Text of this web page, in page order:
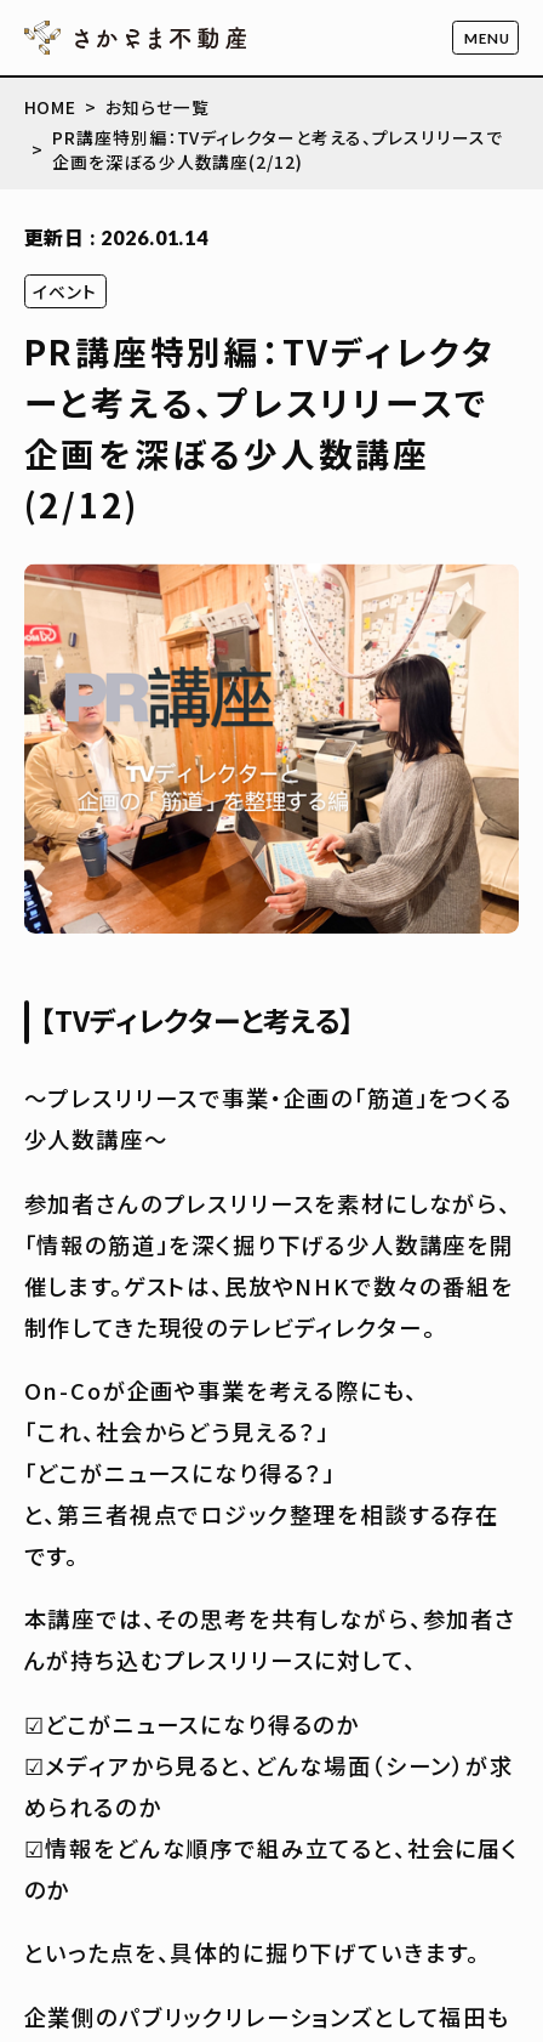
HOME
お知らせ一覧
PR講座特別編：TVディレクターと考える、プレスリリースで
企画を深ぼる少人数講座(2/12)
更新日 : 2026.01.14
イベント
PR講座特別編：TVディレクタ
ーと考える、プレスリリースで
企画を深ぼる少人数講座
(2/12)
【TVディレクターと考える】
～プレスリリースで事業・企画の「筋道」をつくる
少人数講座～
参加者さんのプレスリリースを素材にしながら、
「情報の筋道」を深く掘り下げる少人数講座を開
催します。ゲストは、民放やNHKで数々の番組を
制作してきた現役のテレビディレクター。
On-Coが企画や事業を考える際にも、
「これ、社会からどう見える？」
「どこがニュースになり得る？」
と、第三者視点でロジック整理を相談する存在
です。
本講座では、その思考を共有しながら、参加者さ
んが持ち込むプレスリリースに対して、
☑︎どこがニュースになり得るのか
☑︎メディアから見ると、どんな場面（シーン）が求
められるのか
☑︎情報をどんな順序で組み立てると、社会に届く
のか
といった点を、具体的に掘り下げていきます。
企業側のパブリックリレーションズとして福田も